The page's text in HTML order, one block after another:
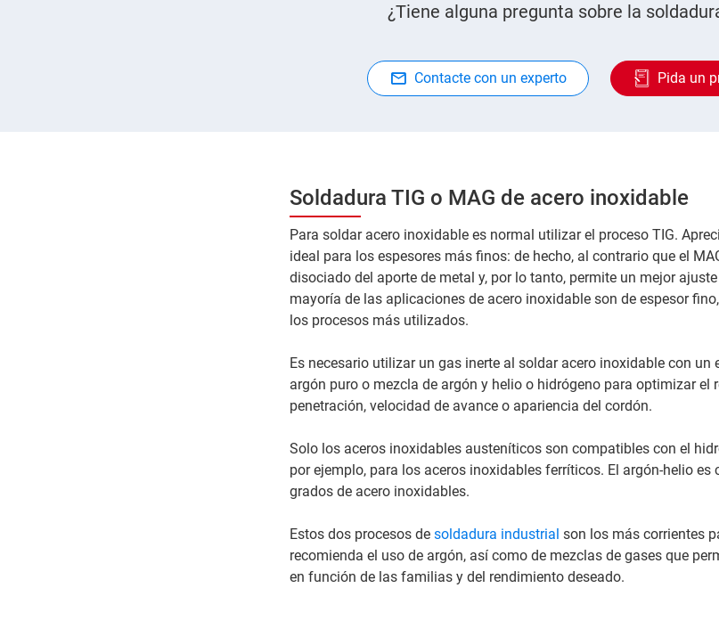
¿Tiene alguna pregunta sobre la
Contacte con un experto Pida un
Soldadura TIG o MAG de acero inoxidable
Para soldar acero inoxidable es normal utilizar el proceso TIG.
ideal para los espesores más finos: de hecho, al contrario que el
disociado del aporte de metal y, por lo tanto, permite un mejor
mayoría de las aplicaciones de acero inoxidable son de espesor
los procesos más utilizados.
Es necesario utilizar un gas inerte al soldar acero inoxidable con un
argón puro o mezcla de argón y helio o hidrógeno para optimizar el
penetración, velocidad de avance o apariencia del cordón.
Solo los aceros inoxidables austeníticos son compatibles con el
por ejemplo, para los aceros inoxidables ferríticos. El argón-helio
grados de acero inoxidables.
Estos dos procesos de soldadura industrial son los más corrientes
recomienda el uso de argón, así como de mezclas de gases que
en función de las familias y del rendimiento deseado.